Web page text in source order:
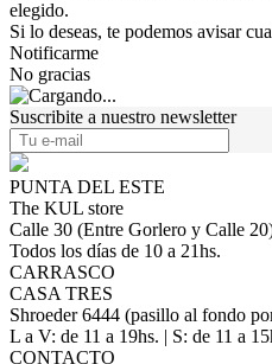
elegido.
Si lo deseas, te podemos avisar
Notificarme
No gracias
Suscribite a nuestro newsletter
PUNTA DEL ESTE
The KUL store
Calle 30 (Entre Gorlero y Calle
Todos los días de 10 a 21hs.
CARRASCO
CASA TRES
Shroeder 6444 (pasillo al fondo
L a V: de 11 a 19hs. | S: de 11 a
CONTACTO